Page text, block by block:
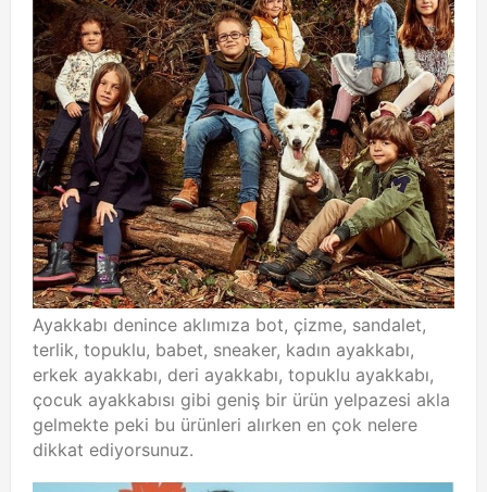
Ayakkabı denince aklımıza bot, çizme, sandalet,
terlik, topuklu, babet, sneaker, kadın ayakkabı,
erkek ayakkabı, deri ayakkabı, topuklu ayakkabı,
çocuk ayakkabısı gibi geniş bir ürün yelpazesi akla
gelmekte peki bu ürünleri alırken en çok nelere
dikkat ediyorsunuz.